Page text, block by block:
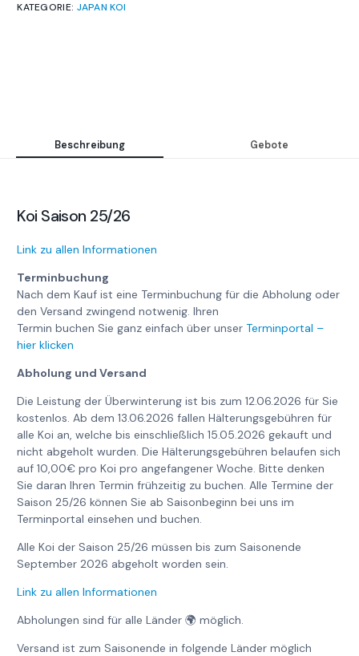
KATEGORIE: JAPAN KOI
Beschreibung Gebote
Koi Saison 25/26
Link zu allen Informationen
Terminbuchung
Nach dem Kauf ist eine Terminbuchung für die Abholung oder
den Versand zwingend notwenig. Ihren
Termin buchen Sie ganz einfach über unserTerminportal –
hier klicken
Abholung und Versand
Die Leistung der Überwinterung ist bis zum 12.06.2026 für Sie
kostenlos. Ab dem 13.06.2026 fallen Hälterungsgebühren für
alle Koi an, welche bis einschließlich 15.05.2026 gekauft und
nicht abgeholt wurden. Die Hälterungsgebühren belaufen sich
auf 10,00€ pro Koi pro angefangener Woche. Bitte denken
Sie daran Ihren Termin frühzeitig zu buchen. Alle Termine der
Saison 25/26 können Sie ab Saisonbeginn bei uns im
Terminportal einsehen und buchen.
Alle Koi der Saison 25/26 müssen bis zum Saisonende
September 2026 abgeholt worden sein.
Link zu allen Informationen
Abholungen sind für alle Länder 🌍 möglich.
Versand ist zum Saisonende in folgende Länder möglich